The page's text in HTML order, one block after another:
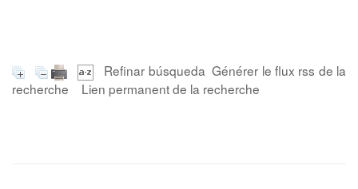
Refinar búsqueda Générer le flux rss de la
recherche
Lien permanent de la recherche